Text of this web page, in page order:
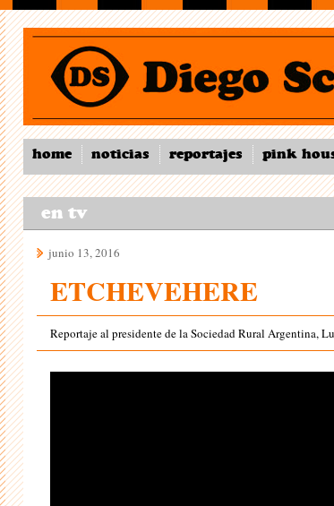
home noticias reportajes pink
en tv
junio 13, 2016
ETCHEVEHERE
Reportaje al presidente de la Sociedad Rural Argentina,